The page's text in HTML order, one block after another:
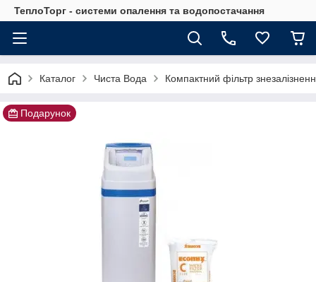
ТеплоТорг - системи опалення та водопостачання
Каталог Чиста Вода Компактний фільтр
Подарунок